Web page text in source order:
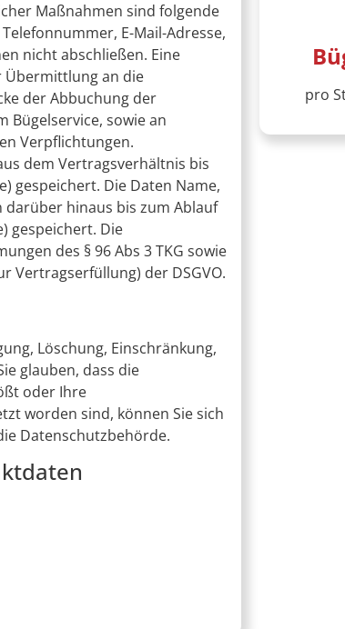
Maßnahmen sind folgende
E-Mail-Adresse,
nicht abschließen. Eine
an die
der Abbuchung der
Bügelservice, sowie an
Verpflichtungen.
dem Vertragsverhältnis bis
gespeichert. Die Daten Name,
hinaus bis zum Ablauf
gespeichert. Die
des § 96 Abs 3 TKG sowie
Vertragserfüllung) der DSGVO.
Löschung, Einschränkung,
glauben, dass die
oder Ihre
worden sind, können Sie sich
Datenschutzbehörde.
pro